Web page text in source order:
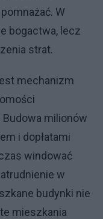
W
bogactwa, lecz
strat.
mechanizm
milionów
i dopłatami
windować
w
budynki nie
mieszkania